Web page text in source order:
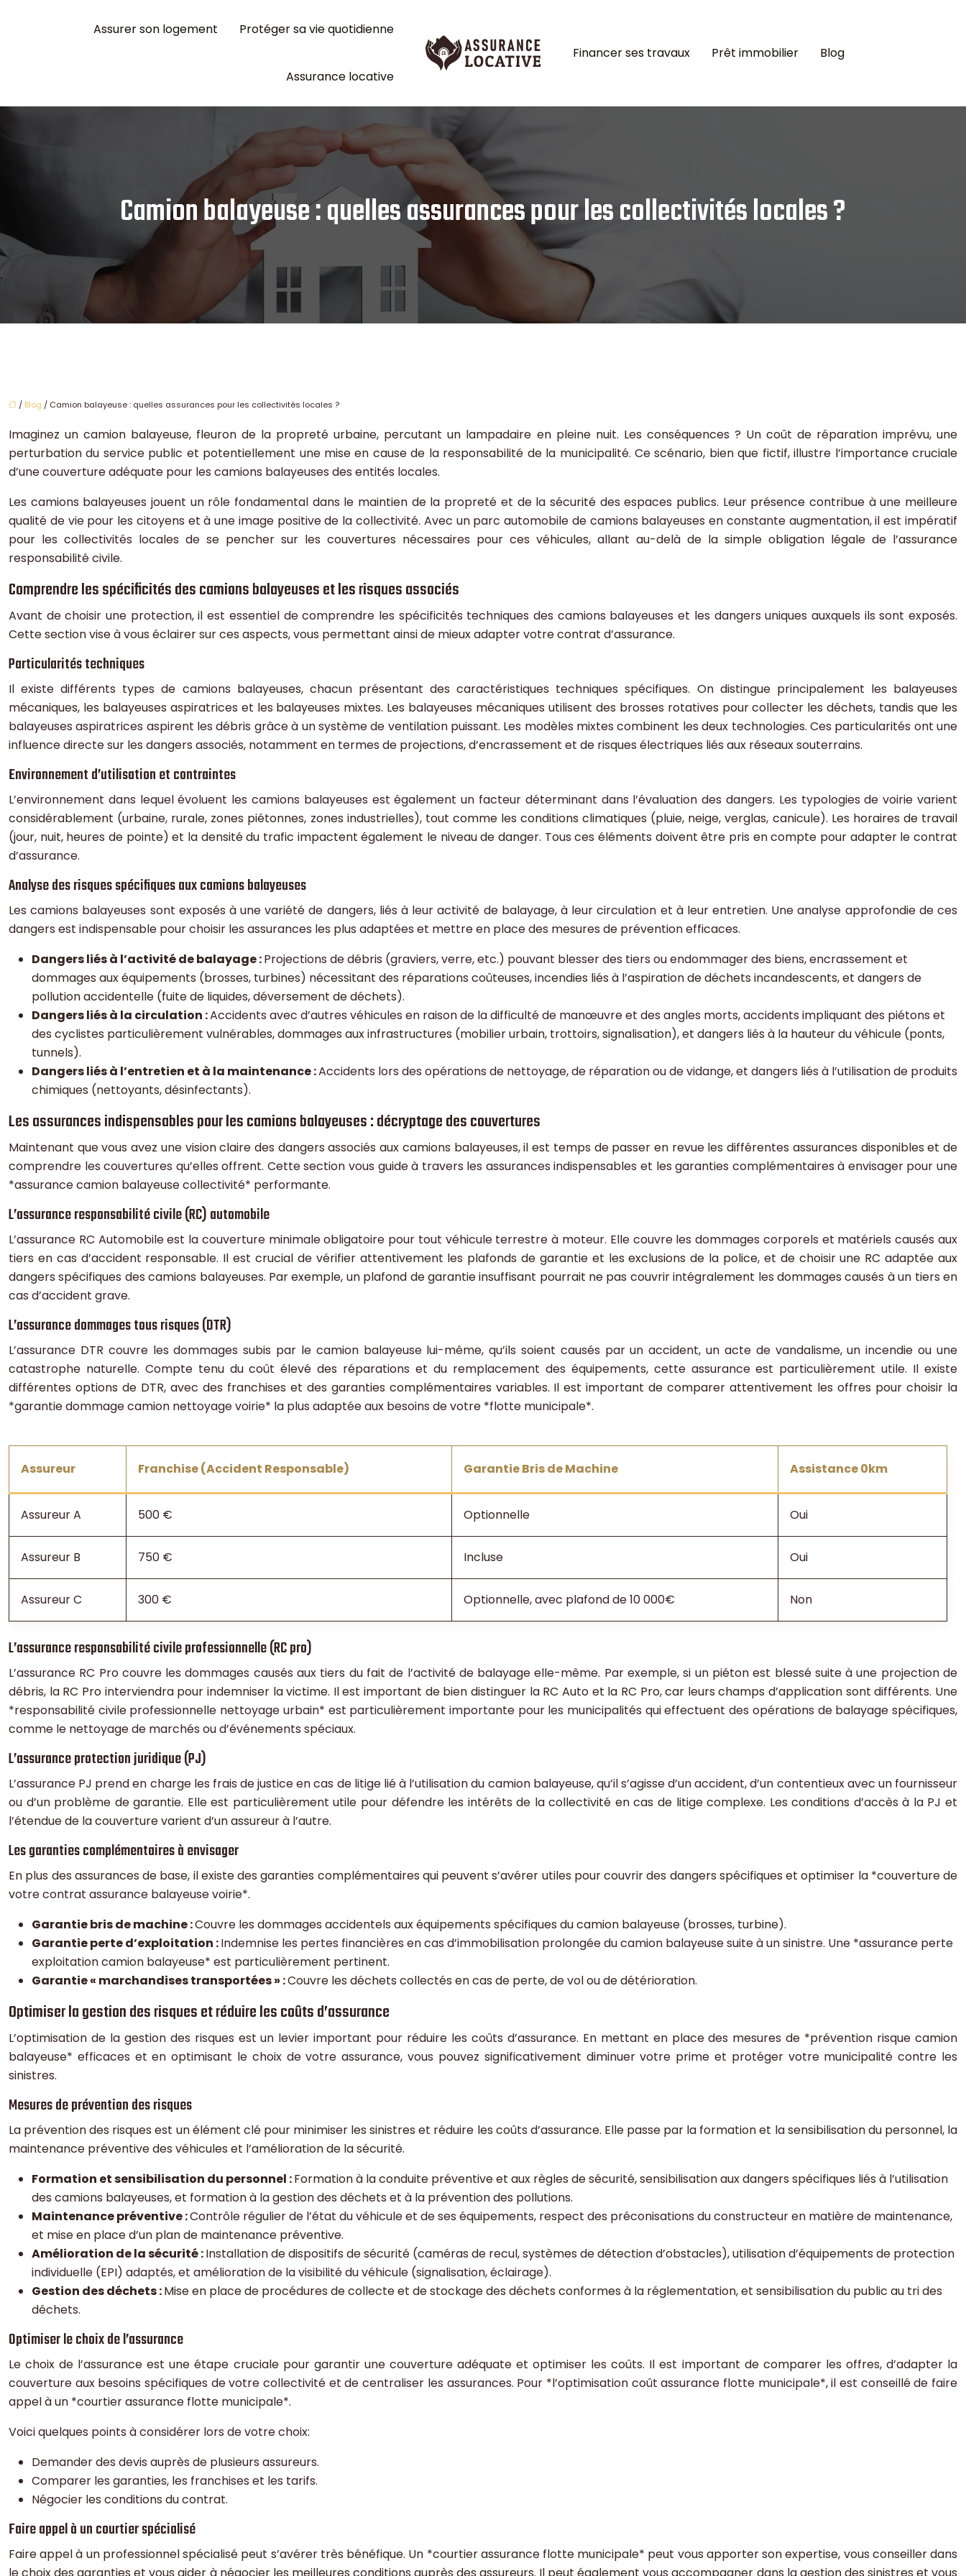
Protéger sa vie quotidienne
Assurer son logement
Assurance locative
Financer ses travaux Prêt immobilier Blog
Camion balayeuse : quelles assurances pour les collectivités locales ?
/ Blog / Camion balayeuse : quelles assurances pour les collectivités locales ?
Imaginez un camion balayeuse, fleuron de la propreté urbaine, percutant un lampadaire en pleine nuit. Les conséquences ? Un coût de réparation imprévu, une
perturbation du service public et potentiellement une mise en cause de la responsabilité de la municipalité. Ce scénario, bien que fictif, illustre l’importance cruciale
d’une couverture adéquate pour les camions balayeuses des entités locales.
Les camions balayeuses jouent un rôle fondamental dans le maintien de la propreté et de la sécurité des espaces publics. Leur présence contribue à une meilleure
qualité de vie pour les citoyens et à une image positive de la collectivité. Avec un parc automobile de camions balayeuses en constante augmentation, il est impératif
pour les collectivités locales de se pencher sur les couvertures nécessaires pour ces véhicules, allant au-delà de la simple obligation légale de l’assurance
responsabilité civile.
Comprendre les spécificités des camions balayeuses et les risques associés
Avant de choisir une protection, il est essentiel de comprendre les spécificités techniques des camions balayeuses et les dangers uniques auxquels ils sont exposés.
Cette section vise à vous éclairer sur ces aspects, vous permettant ainsi de mieux adapter votre contrat d’assurance.
Particularités techniques
Il existe différents types de camions balayeuses, chacun présentant des caractéristiques techniques spécifiques. On distingue principalement les balayeuses
mécaniques, les balayeuses aspiratrices et les balayeuses mixtes. Les balayeuses mécaniques utilisent des brosses rotatives pour collecter les déchets, tandis que les
balayeuses aspiratrices aspirent les débris grâce à un système de ventilation puissant. Les modèles mixtes combinent les deux technologies. Ces particularités ont une
influence directe sur les dangers associés, notamment en termes de projections, d’encrassement et de risques électriques liés aux réseaux souterrains.
Environnement d’utilisation et contraintes
L’environnement dans lequel évoluent les camions balayeuses est également un facteur déterminant dans l’évaluation des dangers. Les typologies de voirie varient
considérablement (urbaine, rurale, zones piétonnes, zones industrielles), tout comme les conditions climatiques (pluie, neige, verglas, canicule). Les horaires de travail
(jour, nuit, heures de pointe) et la densité du trafic impactent également le niveau de danger. Tous ces éléments doivent être pris en compte pour adapter le contrat
d’assurance.
Analyse des risques spécifiques aux camions balayeuses
Les camions balayeuses sont exposés à une variété de dangers, liés à leur activité de balayage, à leur circulation et à leur entretien. Une analyse approfondie de ces
dangers est indispensable pour choisir les assurances les plus adaptées et mettre en place des mesures de prévention efficaces.
Dangers liés à l’activité de balayage :Projections de débris (graviers, verre, etc.) pouvant blesser des tiers ou endommager des biens, encrassement et
dommages aux équipements (brosses, turbines) nécessitant des réparations coûteuses, incendies liés à l’aspiration de déchets incandescents, et dangers de
pollution accidentelle (fuite de liquides, déversement de déchets).
Dangers liés à la circulation :Accidents avec d’autres véhicules en raison de la difficulté de manœuvre et des angles morts, accidents impliquant des piétons et
des cyclistes particulièrement vulnérables, dommages aux infrastructures (mobilier urbain, trottoirs, signalisation), et dangers liés à la hauteur du véhicule (ponts,
tunnels).
Dangers liés à l’entretien et à la maintenance :Accidents lors des opérations de nettoyage, de réparation ou de vidange, et dangers liés à l’utilisation de produits
chimiques (nettoyants, désinfectants).
Les assurances indispensables pour les camions balayeuses : décryptage des couvertures
Maintenant que vous avez une vision claire des dangers associés aux camions balayeuses, il est temps de passer en revue les différentes assurances disponibles et de
comprendre les couvertures qu’elles offrent. Cette section vous guide à travers les assurances indispensables et les garanties complémentaires à envisager pour une
*assurance camion balayeuse collectivité* performante.
L’assurance responsabilité civile (RC) automobile
L’assurance RC Automobile est la couverture minimale obligatoire pour tout véhicule terrestre à moteur. Elle couvre les dommages corporels et matériels causés aux
tiers en cas d’accident responsable. Il est crucial de vérifier attentivement les plafonds de garantie et les exclusions de la police, et de choisir une RC adaptée aux
dangers spécifiques des camions balayeuses. Par exemple, un plafond de garantie insuffisant pourrait ne pas couvrir intégralement les dommages causés à un tiers en
cas d’accident grave.
L’assurance dommages tous risques (DTR)
L’assurance DTR couvre les dommages subis par le camion balayeuse lui-même, qu’ils soient causés par un accident, un acte de vandalisme, un incendie ou une
catastrophe naturelle. Compte tenu du coût élevé des réparations et du remplacement des équipements, cette assurance est particulièrement utile. Il existe
différentes options de DTR, avec des franchises et des garanties complémentaires variables. Il est important de comparer attentivement les offres pour choisir la
*garantie dommage camion nettoyage voirie* la plus adaptée aux besoins de votre *flotte municipale*.
Assureur Franchise (Accident Responsable) Garantie Bris de Machine Assistance 0km
Assureur A 500 € Optionnelle Oui
Assureur B 750 € Incluse Oui
Assureur C 300 € Optionnelle, avec plafond de 10 000€ Non
L’assurance responsabilité civile professionnelle (RC pro)
L’assurance RC Pro couvre les dommages causés aux tiers du fait de l’activité de balayage elle-même. Par exemple, si un piéton est blessé suite à une projection de
débris, la RC Pro interviendra pour indemniser la victime. Il est important de bien distinguer la RC Auto et la RC Pro, car leurs champs d’application sont différents. Une
*responsabilité civile professionnelle nettoyage urbain* est particulièrement importante pour les municipalités qui effectuent des opérations de balayage spécifiques,
comme le nettoyage de marchés ou d’événements spéciaux.
L’assurance protection juridique (PJ)
L’assurance PJ prend en charge les frais de justice en cas de litige lié à l’utilisation du camion balayeuse, qu’il s’agisse d’un accident, d’un contentieux avec un fournisseur
ou d’un problème de garantie. Elle est particulièrement utile pour défendre les intérêts de la collectivité en cas de litige complexe. Les conditions d’accès à la PJ et
l’étendue de la couverture varient d’un assureur à l’autre.
Les garanties complémentaires à envisager
En plus des assurances de base, il existe des garanties complémentaires qui peuvent s’avérer utiles pour couvrir des dangers spécifiques et optimiser la *couverture de
votre contrat assurance balayeuse voirie*.
Garantie bris de machine :Couvre les dommages accidentels aux équipements spécifiques du camion balayeuse (brosses, turbine).
Garantie perte d’exploitation :Indemnise les pertes financières en cas d’immobilisation prolongée du camion balayeuse suite à un sinistre. Une *assurance perte
exploitation camion balayeuse* est particulièrement pertinent.
Garantie « marchandises transportées » :Couvre les déchets collectés en cas de perte, de vol ou de détérioration.
Optimiser la gestion des risques et réduire les coûts d’assurance
L’optimisation de la gestion des risques est un levier important pour réduire les coûts d’assurance. En mettant en place des mesures de *prévention risque camion
balayeuse* efficaces et en optimisant le choix de votre assurance, vous pouvez significativement diminuer votre prime et protéger votre municipalité contre les
sinistres.
Mesures de prévention des risques
La prévention des risques est un élément clé pour minimiser les sinistres et réduire les coûts d’assurance. Elle passe par la formation et la sensibilisation du personnel, la
maintenance préventive des véhicules et l’amélioration de la sécurité.
Formation et sensibilisation du personnel :Formation à la conduite préventive et aux règles de sécurité, sensibilisation aux dangers spécifiques liés à l’utilisation
des camions balayeuses, et formation à la gestion des déchets et à la prévention des pollutions.
Maintenance préventive :Contrôle régulier de l’état du véhicule et de ses équipements, respect des préconisations du constructeur en matière de maintenance,
et mise en place d’un plan de maintenance préventive.
Amélioration de la sécurité :Installation de dispositifs de sécurité (caméras de recul, systèmes de détection d’obstacles), utilisation d’équipements de protection
individuelle (EPI) adaptés, et amélioration de la visibilité du véhicule (signalisation, éclairage).
Gestion des déchets :Mise en place de procédures de collecte et de stockage des déchets conformes à la réglementation, et sensibilisation du public au tri des
déchets.
Optimiser le choix de l’assurance
Le choix de l’assurance est une étape cruciale pour garantir une couverture adéquate et optimiser les coûts. Il est important de comparer les offres, d’adapter la
couverture aux besoins spécifiques de votre collectivité et de centraliser les assurances. Pour *l’optimisation coût assurance flotte municipale*, il est conseillé de faire
appel à un *courtier assurance flotte municipale*.
Voici quelques points à considérer lors de votre choix:
Demander des devis auprès de plusieurs assureurs.
Comparer les garanties, les franchises et les tarifs.
Négocier les conditions du contrat.
Faire appel à un courtier spécialisé
Faire appel à un professionnel spécialisé peut s’avérer très bénéfique. Un *courtier assurance flotte municipale* peut vous apporter son expertise, vous conseiller dans